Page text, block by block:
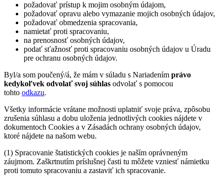
požadovať prístup k mojim osobným údajom,
požadovať opravu alebo vymazanie mojich osobných údajov,
požadovať obmedzenia spracovania,
namietať proti spracovaniu,
na prenosnosť osobných údajov,
podať sťažnosť proti spracovaniu osobných údajov u Úradu
pre ochranu osobných údajov.
Byl/a som poučený/á, že mám v súladu s Nariadením právo
kedykoľvek odvolať svoj súhlas odvolať s pomocou
tohto odkazu.
Všetky informácie vrátane možnosti uplatniť svoje práva, zpôsobu
zrušenia súhlasu a dobu uloženia jednotlivých cookies nájdete v
dokumentoch Cookies a v Zásadách ochrany osobných údajov,
ktoré nájdete na našom webu.
(1) Spracovanie štatistických cookies je naším oprávneným
záujmom. Zaškrtnutím príslušnej časti tu môžete vzniesť námietku
proti tomuto spracovaniu a zastaviť ich spracovanie.